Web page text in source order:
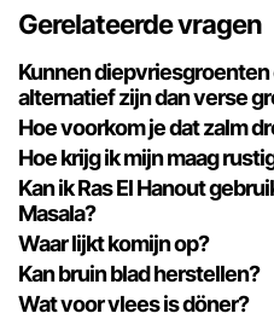
Gerelateerde vragen
Kunnen
alternatief zijn dan verse
Hoe voorkom je dat zalm
Hoe krijg ik mijn maag
Kan ik Ras El Hanout
Masala?
Waar lijkt komijn op?
Kan bruin blad herstellen?
Wat voor vlees is döner?